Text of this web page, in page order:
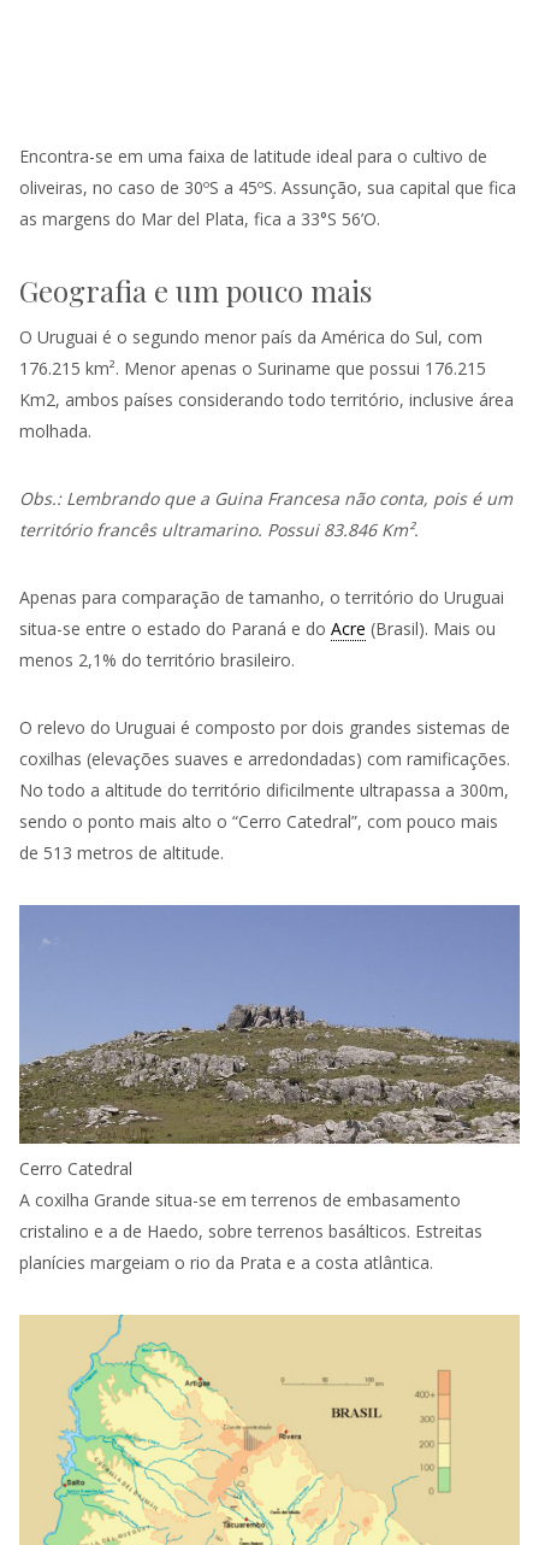
Encontra-se em uma faixa de latitude ideal para o cultivo de
oliveiras, no caso de 30ºS a 45ºS. Assunção, sua capital que fica
as margens do Mar del Plata, fica a 33°S 56’O.
Geografia e um pouco mais
O Uruguai é o segundo menor país da América do Sul, com
176.215 km². Menor apenas o Suriname que possui 176.215
Km2, ambos países considerando todo território, inclusive área
molhada.
Obs.: Lembrando que a Guina Francesa não conta, pois é um
território francês ultramarino. Possui 83.846 Km².
Apenas para comparação de tamanho, o território do Uruguai
situa-se entre o estado do Paraná e do Acre (Brasil). Mais ou
menos 2,1% do território brasileiro.
O relevo do Uruguai é composto por dois grandes sistemas de
coxilhas (elevações suaves e arredondadas) com ramificações.
No todo a altitude do território dificilmente ultrapassa a 300m,
sendo o ponto mais alto o “Cerro Catedral”, com pouco mais
de 513 metros de altitude.
Cerro Catedral
A coxilha Grande situa-se em terrenos de embasamento
cristalino e a de Haedo, sobre terrenos basálticos. Estreitas
planícies margeiam o rio da Prata e a costa atlântica.